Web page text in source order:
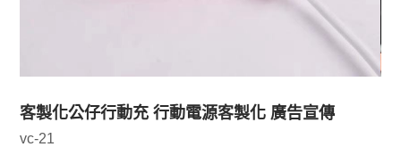
客製化公仔行動充 行動電源客製化 廣告宣傳
vc-21